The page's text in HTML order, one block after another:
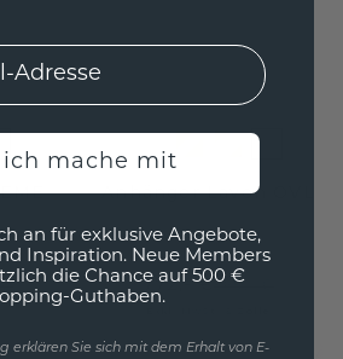
€
Anhänger Lavon OVL
Platin
772,- € 965,- €
ich mache mit
an für exklusive Angebote,
Inspiration. Neue Members
die Chance auf 500 €
Guthaben.
erklären Sie sich mit dem Erhalt von E-